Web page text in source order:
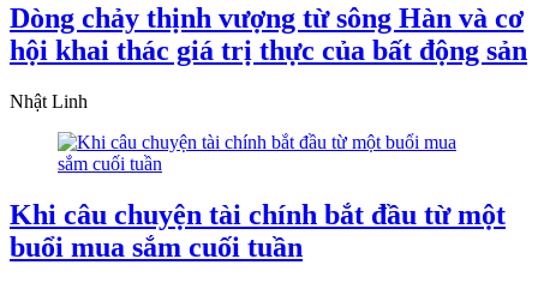
Dòng chảy thịnh vượng từ sông Hàn và cơ
hội khai thác giá trị thực của bất động sản
Nhật Linh
Khi câu chuyện tài chính bắt đầu từ một
buổi mua sắm cuối tuần